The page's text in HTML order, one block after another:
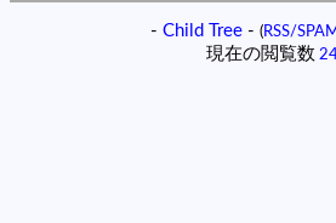
- Child Tree- (RSS/
現在の閲覧数